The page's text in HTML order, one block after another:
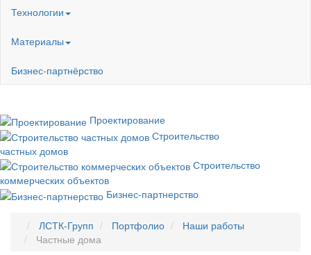
Технологии
Материалы
Бизнес-партнёрство
Проектирование
Строительство
частных домов
Строительство
коммерческих объектов
Бизнес-партнерство
ЛСТК-Групп Портфолио
Наши работы
Частные дома